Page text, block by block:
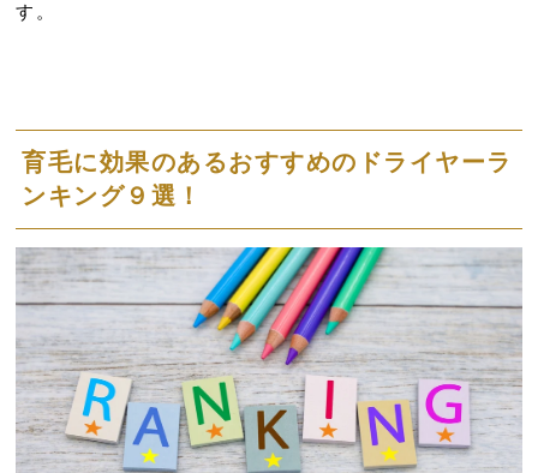
す。
育毛に効果のあるおすすめのドライヤーラ
ンキング９選！